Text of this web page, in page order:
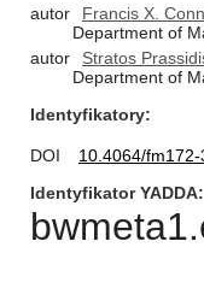
autor
Francis X.
Department of
autor
Stratos
Department of
Identyfikatory
DOI
10.4064/fm172-
Identyfikator YADDA